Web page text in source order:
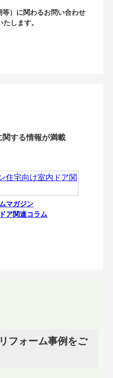
）に関わるお問い合わせ
します。
する情報が満載
マガジン
ア関連コラム
フォーム事例をご